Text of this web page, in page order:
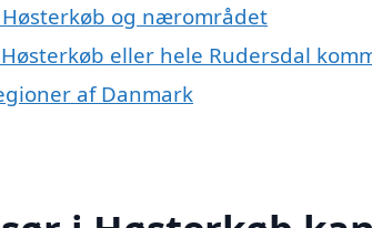
og nærområdet
eller hele Rudersdal
af Danmark